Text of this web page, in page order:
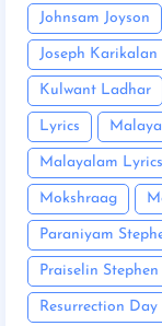
Johnsam Joyson
Joseph Karikalan
Kulwant Ladhar
Lyrics
Malayalam Lyrics
Mokshraag
Paraniyam
Praiselin Stephen
Resurrection Day